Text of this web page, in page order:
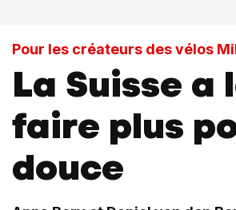
Pour les créateurs des vélos
La Suisse
faire plus
douce